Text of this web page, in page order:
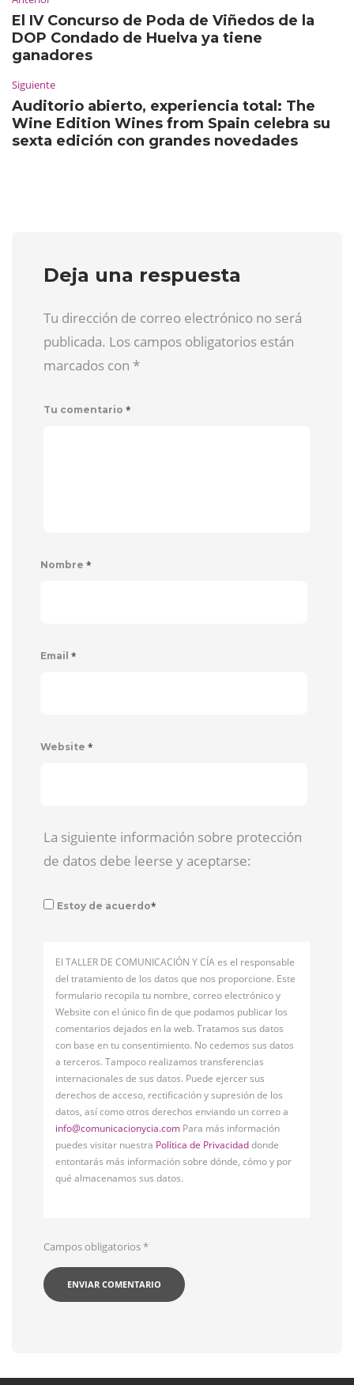
El IV Concurso de Poda de Viñedos de la
DOP Condado de Huelva ya tiene
ganadores
Siguiente
Auditorio abierto, experiencia total: The
Wine Edition Wines from Spain celebra su
sexta edición con grandes novedades
Deja una respuesta
Tu dirección de correo electrónico no será
publicada. Los campos obligatorios están
marcados con *
Tu comentario *
Nombre *
Email *
Website *
La siguiente información sobre protección
de datos debe leerse y aceptarse:
Estoy de acuerdo*
El TALLER DE COMUNICACIÓN Y CÍA es el responsable
del tratamiento de los datos que nos proporcione. Este
formulario recopila tu nombre, correo electrónico y
Website con el único fin de que podamos publicar los
comentarios dejados en la web. Tratamos sus datos
con base en tu consentimiento. No cedemos sus datos
a terceros. Tampoco realizamos transferencias
internacionales de sus datos. Puede ejercer sus
derechos de acceso, rectificación y supresión de los
datos, así como otros derechos enviando un correo a
info@comunicacionycia.com Para más información
puedes visitar nuestra Política de Privacidaddonde
entontarás más información sobre dónde, cómo y por
qué almacenamos sus datos.
Campos obligatorios*